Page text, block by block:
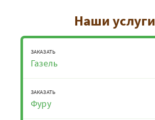
Наши услуги
ЗАКАЗАТЬ
Газель
ЗАКАЗАТЬ
Фуру